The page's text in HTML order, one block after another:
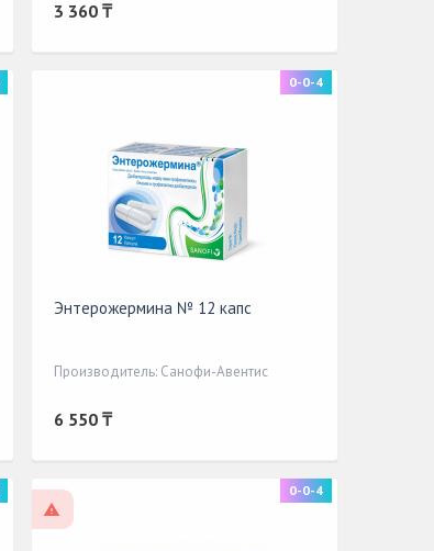
3 360 ₸
0-0-4
Энтерожермина № 12 капс
Производитель: Санофи-Авентис
6 550 ₸
0-0-4